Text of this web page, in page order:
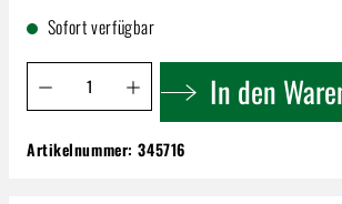
Sofort verfügbar
Produkt Anzahl: Gib denIn den
Losi Querciavalle Chianti |
Artikelnummer:345716